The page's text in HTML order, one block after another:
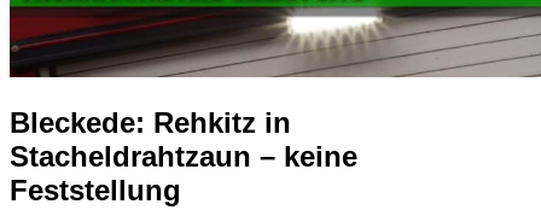
Bleckede: Rehkitz in
Stacheldrahtzaun – keine
Feststellung